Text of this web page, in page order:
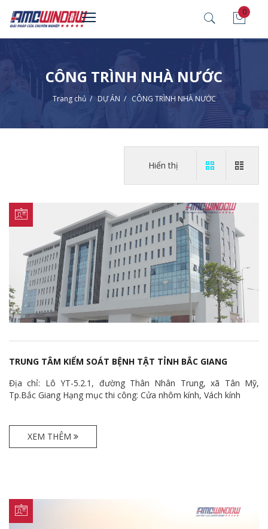
0
CÔNG TRÌNH NHÀ NƯỚC
Trang chủ / DỰ ÁN / CÔNG TRÌNH NHÀ NƯỚC
Hiển thị
TRUNG TÂM KIỂM SOÁT BỆNH TẬT TỈNH BẮC GIANG
Địa chỉ: Lô YT-5.2.1, đường Thân Nhân Trung, xã Tân Mỹ,
Tp.Bắc Giang Hạng mục thi công: Cửa nhôm kính, Vách kính
XEM THÊM